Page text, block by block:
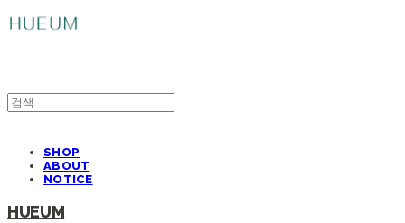
SHOP
ABOUT
NOTICE
HUEUM